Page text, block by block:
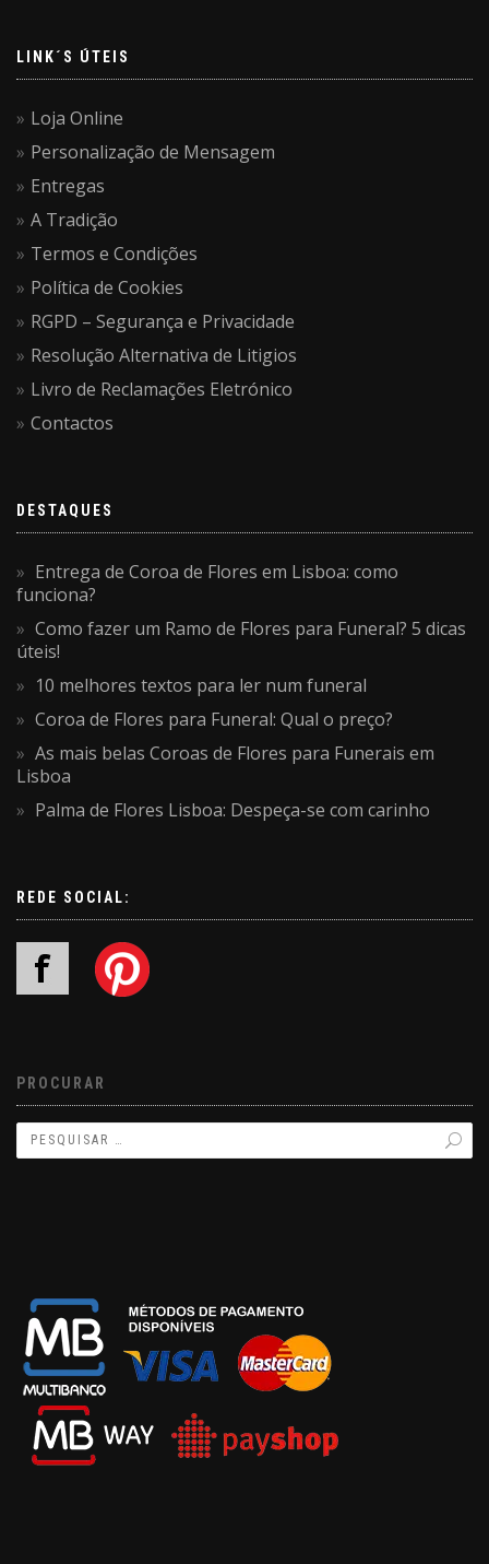
LINK´S ÚTEIS
Loja Online
Personalização de Mensagem
Entregas
A Tradição
Termos e Condições
Política de Cookies
RGPD – Segurança e Privacidade
Resolução Alternativa de Litigios
Livro de Reclamações Eletrónico
Contactos
DESTAQUES
Entrega de Coroa de Flores em Lisboa: como
funciona?
Como fazer um Ramo de Flores para Funeral? 5 dicas
úteis!
10 melhores textos para ler num funeral
Coroa de Flores para Funeral: Qual o preço?
As mais belas Coroas de Flores para Funerais em
Lisboa
Palma de Flores Lisboa: Despeça-se com carinho
REDE SOCIAL:
PROCURAR